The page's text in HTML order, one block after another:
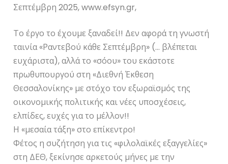
Σεπτέμβρη 2025, www.efsyn.gr,
Το έργο το έχουμε ξαναδεί!! Δεν αφορά τη γνωστή
ταινία «Ραντεβού κάθε Σεπτέμβρη» (… βλέπεται
ευχάριστα), αλλά το «σόου» του εκάστοτε
πρωθυπουργού στη «Διεθνή Έκθεση
Θεσσαλονίκης» με στόχο τον εξωραϊσμός της
οικονομικής πολιτικής και νέες υποσχέσεις,
ελπίδες, ευχές για το μέλλον!!
Η «μεσαία τάξη» στο επίκεντρο!
Φέτος η συζήτηση για τις «φιλολαϊκές εξαγγελίες»
στη ΔΕΘ, ξεκίνησε αρκετούς μήνες με την